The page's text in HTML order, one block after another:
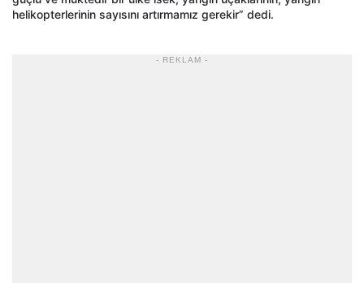
helikopterlerinin sayısını artırmamız gerekir” dedi.
- REKLAM -